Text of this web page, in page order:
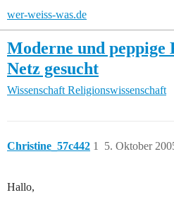
wer-weiss-was.de
Moderne und peppige
Netz gesucht
Wissenschaft Religionswissenschaft
Christine_57c442 5. Oktober
1
Hallo,